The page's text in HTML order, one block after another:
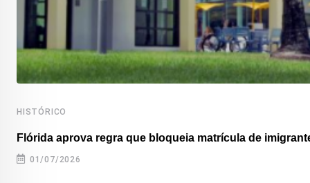
HISTÓRICO
Flórida aprova regra que bloqueia matrícula de
01/07/2026